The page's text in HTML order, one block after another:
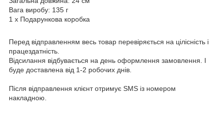
Вага виробу: 135 г
1 х Подарункова коробка
Перед відправленням весь товар перевіряється на цілісність і
працездатність.
Відсилання відбувається на день оформлення замовлення. І
буде доставлена від 1-2 робочих днів.
Після відправлення клієнт отримує SMS із номером
накладною.